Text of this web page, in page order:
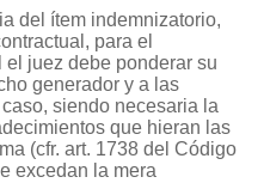
del ítem indemnizatorio,
para el
juez debe ponderar su
generador y a las
siendo necesaria la
que hieran las
(cfr. art. 1738 del Código
excedan la mera